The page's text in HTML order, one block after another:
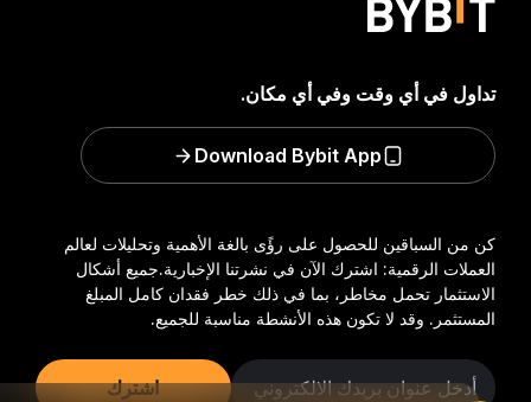
كن من السباقين للحصول على رؤًى بالغة الأهمية وتحليلات لعالم
العملات الرقمية: اشترك الآن في نشرتنا الإخبارية.جميع أشكال
الاستثمار تحمل مخاطر، بما في ذلك خطر فقدان كامل المبلغ
المستثمر. وقد لا تكون هذه الأنشطة مناسبة للجميع.
اشترك
تداول في أي وقت وفي أي مكان.
Download Bybit App